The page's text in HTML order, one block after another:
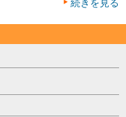
続きを見る